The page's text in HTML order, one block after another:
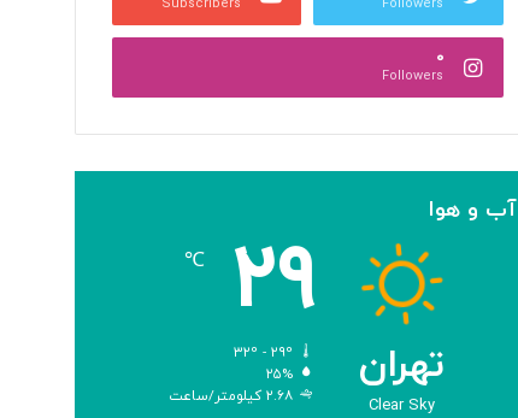
۰
Followers
آب و هوا
تهران
Clear Sky
۲۹ ℃
۲۵%
۲.۶۸ کیلومتر/ساعت